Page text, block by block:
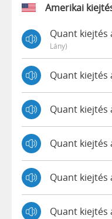
Amerikai
Quant kiejtés
Lány)
Quant kiejtés
Quant kiejtés
Quant
Quant kiejtés
Quant kiejtés